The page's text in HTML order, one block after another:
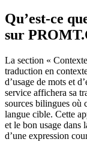
Qu’est-ce
sur
La section «
traduction en
d’usage de mots et
service affichera sa
sources bilingues où
langue cible. Cette
et le bon usage dans
d’une expression